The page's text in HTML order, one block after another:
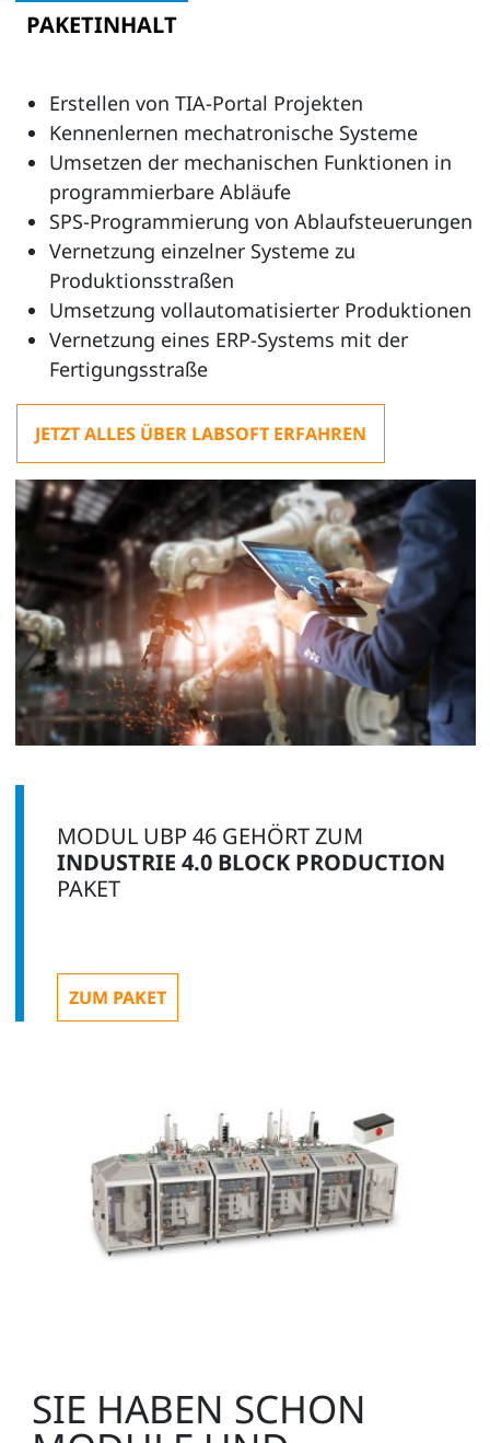
PAKETINHALT
Erstellen von TIA-Portal Projekten
Kennenlernen mechatronische Systeme
Umsetzen der mechanischen Funktionen in
programmierbare Abläufe
SPS-Programmierung von Ablaufsteuerungen
Vernetzung einzelner Systeme zu
Produktionsstraßen
Umsetzung vollautomatisierter Produktionen
Vernetzung eines ERP-Systems mit der
Fertigungsstraße
JETZT ALLES ÜBER LABSOFT ERFAHREN
MODUL UBP 46 GEHÖRT ZUM
INDUSTRIE 4.0 BLOCK PRODUCTION
PAKET
ZUM PAKET
SIE HABEN SCHON